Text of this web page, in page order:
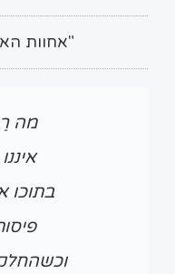
"אחוות
מה
בתוכו